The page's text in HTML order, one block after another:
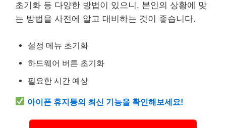
초기화 등 다양한 방법이 있으니, 본인의 상황에 맞
는 방법을 사전에 알고 대비하는 것이 좋습니다.
설정 메뉴 초기화
하드웨어 버튼 초기화
필요한 시간 예상
아이폰 휴지통의 최신 기능을 확인해보세요!